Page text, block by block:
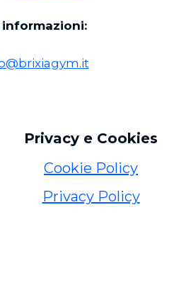
informazioni:
Privacy e Cookies
Cookie Policy
Privacy Policy